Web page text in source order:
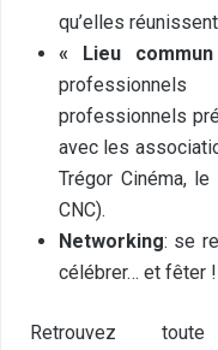
qu’elles
« Lieu
professionnels
avec les
Trégor Cinéma, le
CNC).
Networking: se
célébrer… et fêter !
Retrouvez